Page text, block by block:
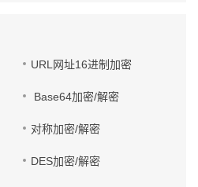
URL网址16进制加密
Base64加密/解密
对称加密/解密
DES加密/解密